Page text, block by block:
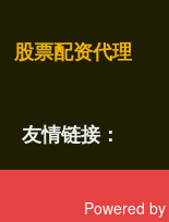
股票配资代理
友情链接：
Powered by